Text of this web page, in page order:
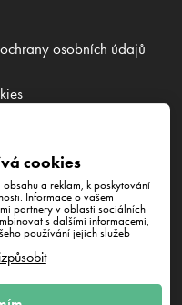
cookies
a reklam, k poskytování
Informace o vašem
partnery v oblasti sociálních
s dalšími informacemi,
používání jejich služeb
osobních údajů
B, DE353460818
Berlin